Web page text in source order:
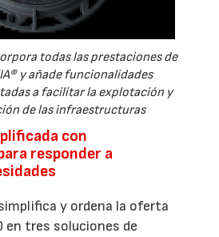
todas las prestaciones de
y añade funcionalidades
a facilitar la explotación y
de las infraestructuras
con
responder a
y ordena la oferta
en tres soluciones de